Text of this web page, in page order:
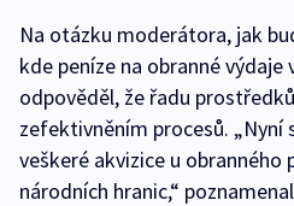
Na otázku moderátora, jak
kde peníze na obranné
odpověděl, že řadu
zefektivněním procesů. „Nyní
veškeré akvizice u
národních hranic,“